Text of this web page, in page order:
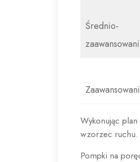
Średnio-
zaawansowani
Zaawansowani
Wykonując
wzorzec ruchu.
Pompki na